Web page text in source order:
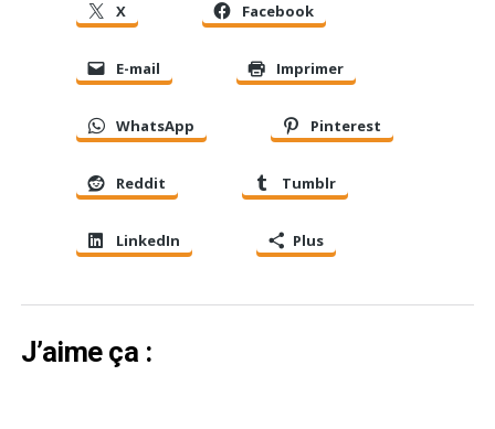
X Facebook
E-mail Imprimer
WhatsApp Pinterest
Reddit Tumblr
LinkedIn Plus
J’aime ça :